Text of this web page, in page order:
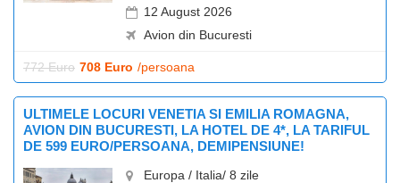
12 August 2026
Avion din Bucuresti
772 Euro 708 Euro /persoana
ULTIMELE LOCURI VENETIA SI EMILIA ROMAGNA,
AVION DIN BUCURESTI, LA HOTEL DE 4*, LA TARIFUL
DE 599 EURO/PERSOANA, DEMIPENSIUNE!
Europa / Italia/ 8 zile